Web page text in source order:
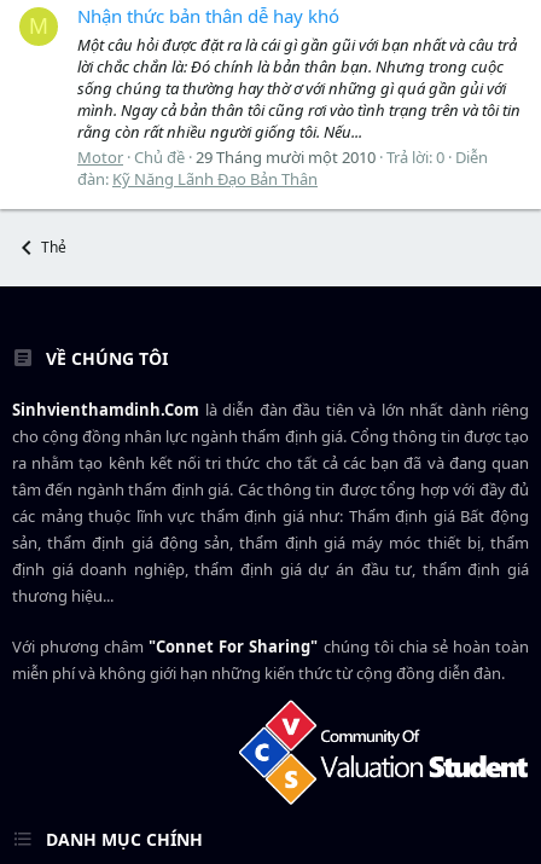
M Nhận thức bản thân dễ hay khó
Một câu hỏi được đặt ra là cái gì gần gũi với bạn nhất và câu trả
lời chắc chắn là: Đó chính là bản thân bạn. Nhưng trong cuộc
sống chúng ta thường hay thờ ơ với những gì quá gần gủi với
mình. Ngay cả bản thân tôi cũng rơi vào tình trạng trên và tôi tin
rằng còn rất nhiều người giống tôi. Nếu...
Motor Chủ đề 29 Tháng mười một 2010 Trả lời: 0 Diễn
đàn: Kỹ Năng Lãnh Đạo Bản Thân
Thẻ
VỀ CHÚNG TÔI
Sinhvienthamdinh.Com là diễn đàn đầu tiên và lớn nhất dành riêng
cho cộng đồng nhân lực ngànhthẩm định giá. Cổng thông tin được tạo
ra nhằm tạo kênh kết nối tri thức cho tất cả các bạn đã và đang quan
tâm đến ngành thẩm định giá. Các thông tin được tổng hợp với đầy đủ
các mảng thuộc lĩnh vực thẩm định giá như: Thẩm định giá Bất động
sản, thẩm định giá động sản, thẩm định giá máy móc thiết bị, thẩm
định giá doanh nghiệp, thẩm định giá dự án đầu tư, thẩm định giá
thương hiệu...
Với phương châm"Connet For Sharing" chúng tôi chia sẻ hoàn toàn
miễn phí và không giới hạn những kiến thức từ cộng đồng diễn đàn.
DANH MỤC CHÍNH